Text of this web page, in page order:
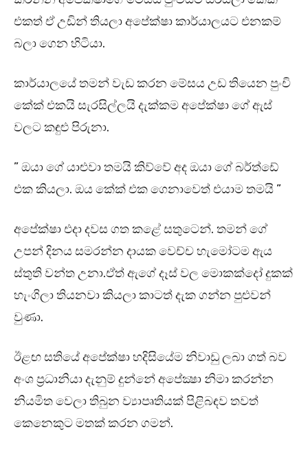
එකත් ඒ උඩින් තියලා අපේක්ෂා කාර්යාලයට එනකම්
බලා ගෙන හිටියා.
කාර්යාලයේ තමන් වැඩ කරන මේසය උඩ තියෙන පුංචි
කේක් එකයි සැරසිල්ලයි දැක්කම අපේක්ෂා ගේ ඇස්
වලට කඳුළු පිරුනා.
” ඔයා ගේ යාළුවා තමයි කිව්වේ අද ඔයා ගේ බර්ත්ඩේ
එක කියලා. ඔය කේක් එක ගෙනාවෙත් එයාම තමයි ”
අපේක්ෂා එදා දවස ගත කළේ සතුටෙන්. තමන් ගේ
උපන් දිනය සමරන්න දායක වෙච්ච හැමෝටම ඇය
ස්තුති වන්ත උනා.ඒත් ඇගේ දෑස් වල මොකක්දෝ දුකක්
හැංගිලා තියනවා කියලා කාටත් දැක ගන්න පුළුවන්
වුණා.
ඊළඟ සතියේ අපේක්ෂා හදිසියේම නිවාඩු ලබා ගත් බව
අංශ ප්‍රධානියා දැනුම් දුන්නේ අපේක්‍ෂා නිමා කරන්න
නියමිත වෙලා තිබුන ව්‍යාපෘතියක් පිළිබඳව තවත්
කෙනෙකුට මතක් කරන ගමන්.